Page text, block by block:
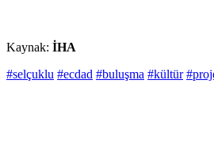
Kaynak: İHA
#selçuklu #ecdad #buluşma #kültür